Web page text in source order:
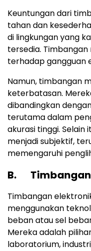
Keuntungan dari
tahan dan
di lingkungan yang
tersedia.
terhadap gangguan
Namun, timbangan
keterbatasan.
dibandingkan
terutama dalam
akurasi tinggi.
menjadi subjektif,
memengaruhi
B. Timbangan
Timbangan
menggunakan
beban atau sel
Mereka adalah
laboratorium,